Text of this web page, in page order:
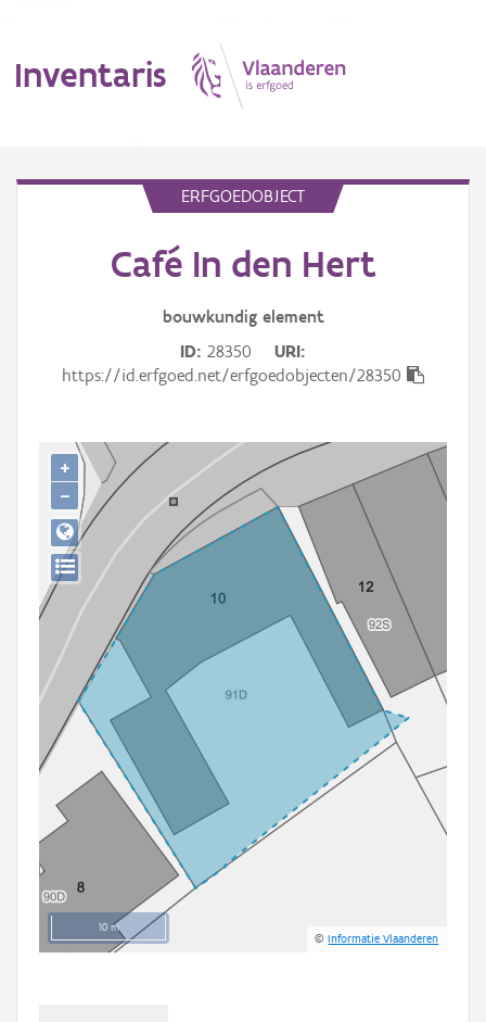
Inventaris
Gebeurtenis
Persoon of collectief
Downloads
Hergebruik
Aanmelden
ERFGOEDOBJECT
Café In den Hert
bouwkundig element
ID 28350
URI
https://id.erfgoed.net/erfgoedobjecten/28350
10 m
©Informatie Vlaanderen
+
−